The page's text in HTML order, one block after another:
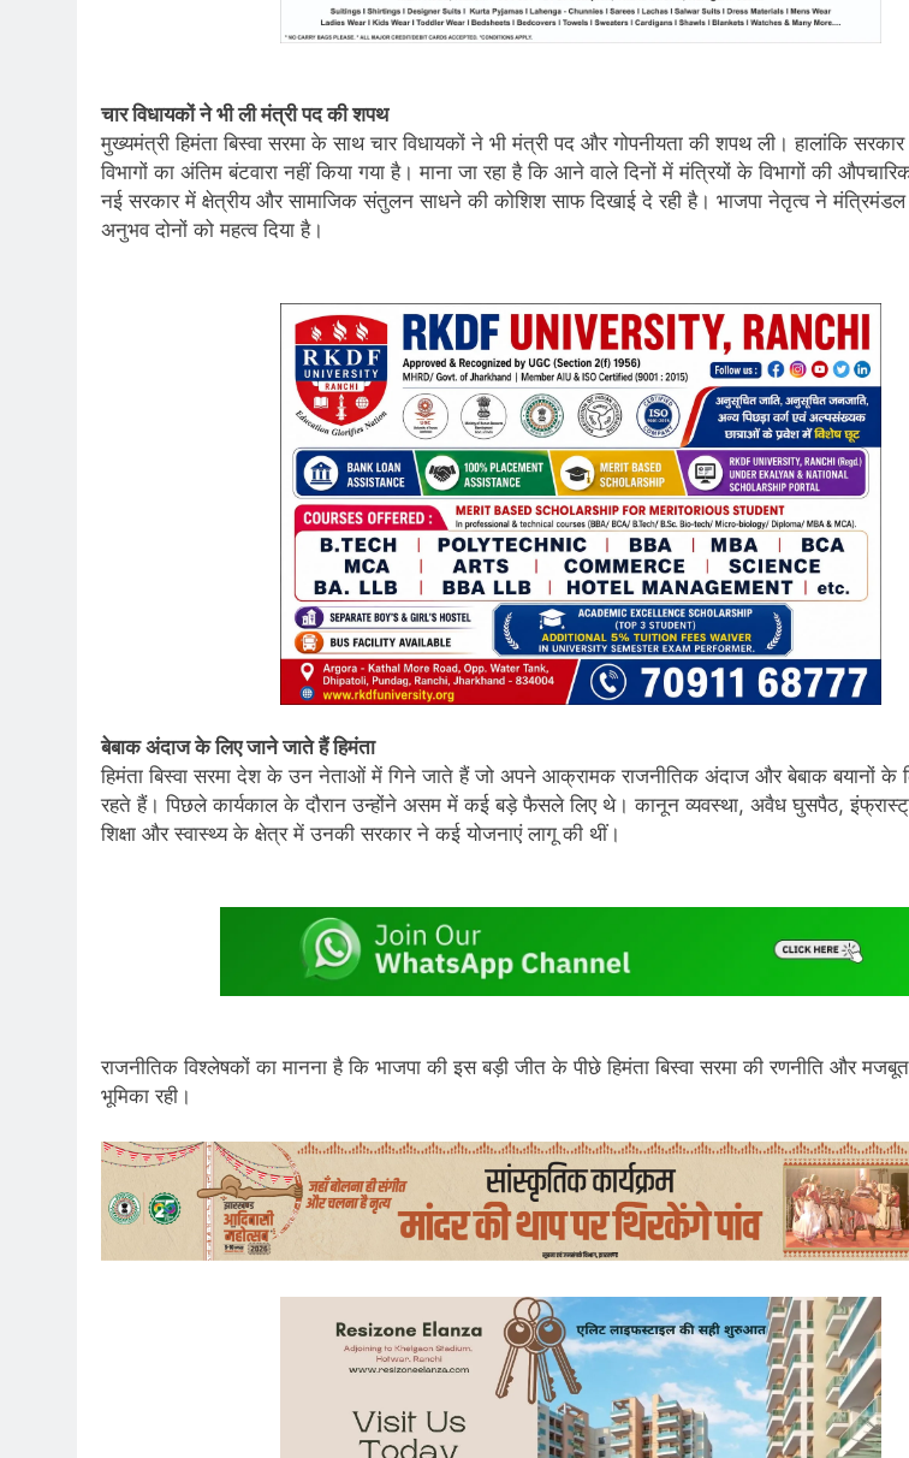
चार विधायकों ने भी ली मंत्री पद की शपथ
मुख्यमंत्री हिमंता बिस्वा सरमा के साथ चार विधायकों ने भी मंत्री पद और गोपनीयता की शपथ ली। हालांकि
विभागों का अंतिम बंटवारा नहीं किया गया है। माना जा रहा है कि आने वाले दिनों में मंत्रियों के विभागों की
नई सरकार में क्षेत्रीय और सामाजिक संतुलन साधने की कोशिश साफ दिखाई दे रही है। भाजपा नेतृत्व ने
अनुभव दोनों को महत्व दिया है।
बेबाक अंदाज के लिए जाने जाते हैं हिमंता
हिमंता बिस्वा सरमा देश के उन नेताओं में गिने जाते हैं जो अपने आक्रामक राजनीतिक अंदाज और बेबाक बयानों के
रहते हैं। पिछले कार्यकाल के दौरान उन्होंने असम में कई बड़े फैसले लिए थे। कानून व्यवस्था, अवैध घुसपैठ,
शिक्षा और स्वास्थ्य के क्षेत्र में उनकी सरकार ने कई योजनाएं लागू की थीं।
राजनीतिक विश्लेषकों का मानना है कि भाजपा की इस बड़ी जीत के पीछे हिमंता बिस्वा सरमा की रणनीति और
भूमिका रही।